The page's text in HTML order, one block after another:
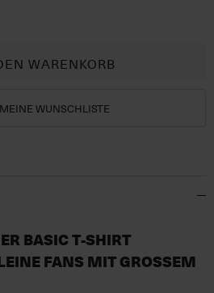
WARENKORB
WUNSCHLISTE
BASIC T‑SHIRT
FANS MIT GROSSEM S